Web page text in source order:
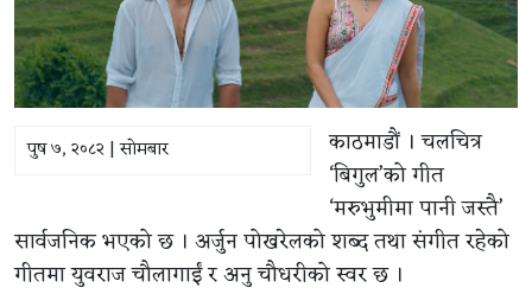
पुष ७, २०८२ | सोमबार
काठमाडौं । चलचित्र
‘बिगुल’को गीत
‘मरुभुमीमा पानी जस्तै’
सार्वजनिक भएको छ । अर्जुन पोखरेलको शब्द तथा संगीत रहेको
गीतमा युवराज चौलागाईं र अनु चौधरीको स्वर छ ।